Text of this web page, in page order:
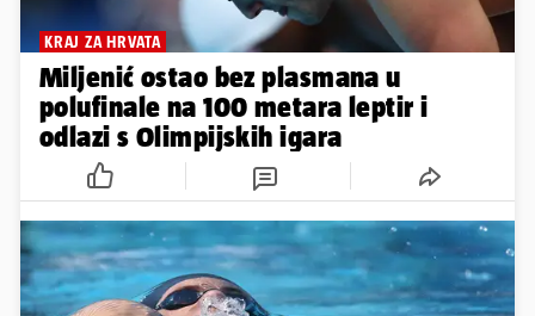
KRAJ ZA HRVATA
Miljenić ostao bez plasmana u
polufinale na 100 metara leptir i
odlazi s Olimpijskih igara